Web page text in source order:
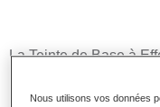
La Teinte de Base à
nacré extra fin est
Hi-TEC 480 et
Nous utilisons vos données